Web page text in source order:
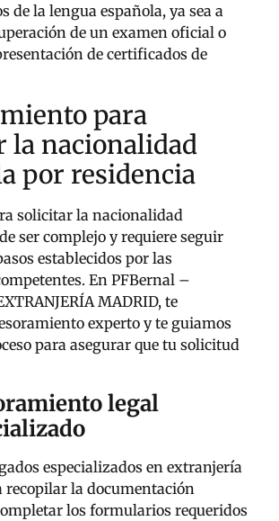
de la lengua española, ya sea a
de un examen oficial o
de certificados de
para
la nacionalidad
por residencia
solicitar la nacionalidad
ser complejo y requiere seguir
establecidos por las
En PFBernal –
MADRID, te
experto y te guiamos
para asegurar que tu solicitud
legal
especializados en extranjería
recopilar la documentación
los formularios requeridos